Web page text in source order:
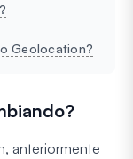
Geolocation?
anteriormente